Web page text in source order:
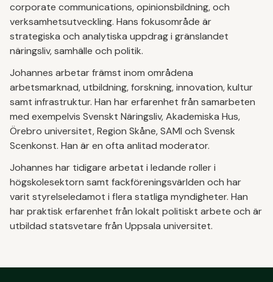
corporate communications, opinionsbildning, och
verksamhetsutveckling. Hans fokusområde är
strategiska och analytiska uppdrag i gränslandet
näringsliv, samhälle och politik.
Johannes arbetar främst inom områdena
arbetsmarknad, utbildning, forskning, innovation, kultur
samt infrastruktur. Han har erfarenhet från samarbeten
med exempelvis Svenskt Näringsliv, Akademiska Hus,
Örebro universitet, Region Skåne, SAMI och Svensk
Scenkonst. Han är en ofta anlitad moderator.
Johannes har tidigare arbetat i ledande roller i
högskolesektorn samt fackföreningsvärlden och har
varit styrelseledamot i flera statliga myndigheter. Han
har praktisk erfarenhet från lokalt politiskt arbete och är
utbildad statsvetare från Uppsala universitet.